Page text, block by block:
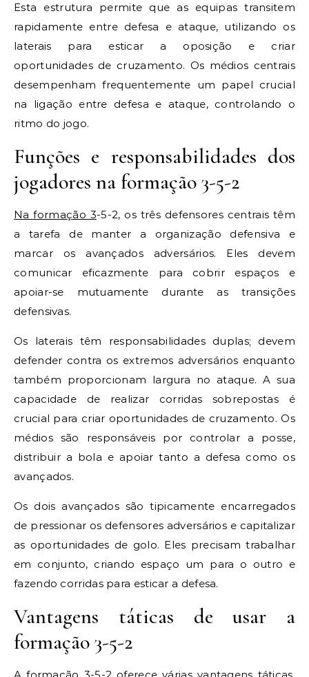
Esta estrutura permite que as equipas transitem
rapidamente entre defesa e ataque, utilizando os
laterais para esticar a oposição e criar
oportunidades de cruzamento. Os médios centrais
desempenham frequentemente um papel crucial
na ligação entre defesa e ataque, controlando o
ritmo do jogo.
Funções e responsabilidades dos
jogadores na formação 3-5-2
Na formação 3-5-2, os três defensores centrais têm
a tarefa de manter a organização defensiva e
marcar os avançados adversários. Eles devem
comunicar eficazmente para cobrir espaços e
apoiar-se mutuamente durante as transições
defensivas.
Os laterais têm responsabilidades duplas; devem
defender contra os extremos adversários enquanto
também proporcionam largura no ataque. A sua
capacidade de realizar corridas sobrepostas é
crucial para criar oportunidades de cruzamento. Os
médios são responsáveis por controlar a posse,
distribuir a bola e apoiar tanto a defesa como os
avançados.
Os dois avançados são tipicamente encarregados
de pressionar os defensores adversários e capitalizar
as oportunidades de golo. Eles precisam trabalhar
em conjunto, criando espaço um para o outro e
fazendo corridas para esticar a defesa.
Vantagens táticas de usar a
formação 3-5-2